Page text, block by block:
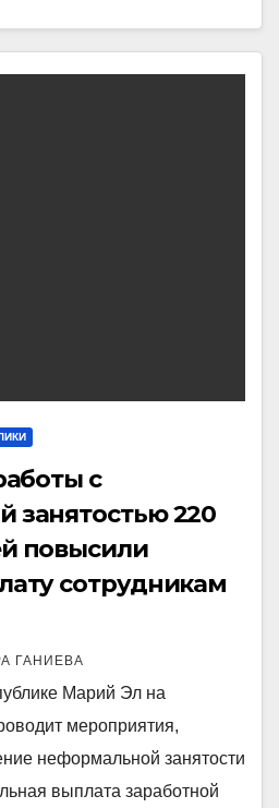
с
занятостью 220
повысили
сотрудникам
ГАНИЕВА
Марий Эл на
мероприятия,
неформальной занятости
выплата заработной